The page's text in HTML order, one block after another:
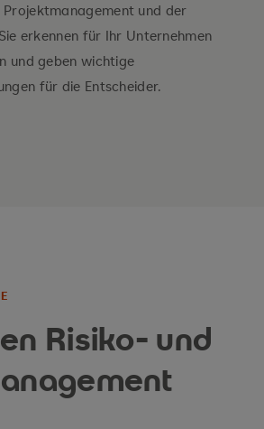
identifizieren, bewerten und
und der
erkennen für Ihr Unternehmen
und geben wichtige
für die Entscheider.
Risiko- und